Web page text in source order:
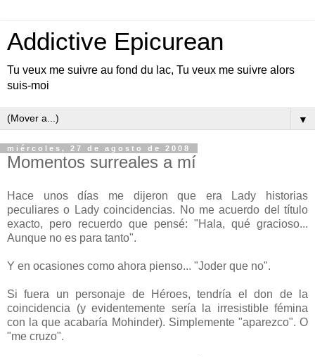
Addictive Epicurean
Tu veux me suivre au fond du lac, Tu veux me suivre alors
suis-moi
▼
miércoles, 27 de agosto de 2008
Momentos surreales a mí
Hace unos días me dijeron que era Lady historias
peculiares o Lady coincidencias. No me acuerdo del título
exacto, pero recuerdo que pensé: "Hala, qué gracioso...
Aunque no es para tanto".
Y en ocasiones como ahora pienso... "Joder que no".
Si fuera un personaje de Héroes, tendría el don de la
coincidencia (y evidentemente sería la irresistible fémina
con la que acabaría Mohinder). Simplemente "aparezco". O
"me cruzo".